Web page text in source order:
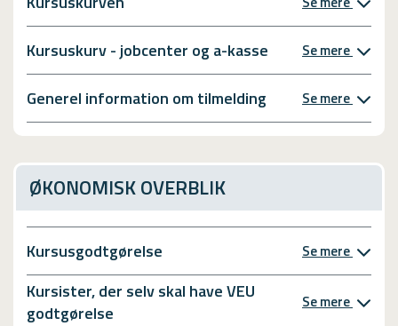
Kursuskurv - jobcenter og a-kasse Se mere
Generel information om tilmelding Se mere
ØKONOMISK OVERBLIK
Kursusgodtgørelse Se mere
Kursister, der selv skal have VEU
godtgørelse
Se mere